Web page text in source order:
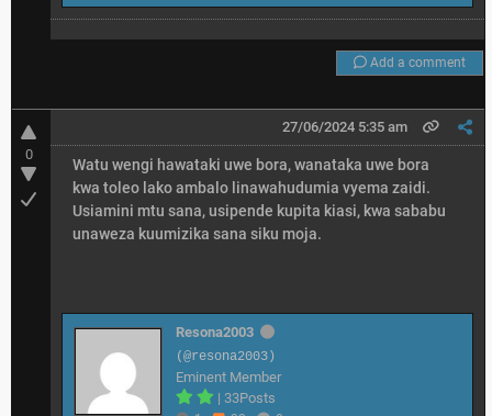
Add a comment
0
27/06/2024 5:35 am
Watu wengi hawataki uwe bora, wanataka uwe bora
kwa toleo lako ambalo linawahudumia vyema zaidi.
Usiamini mtu sana, usipende kupita kiasi, kwa sababu
unaweza kuumizika sana siku moja.
Resona2003
(@resona2003)
Eminent Member
| 33Posts